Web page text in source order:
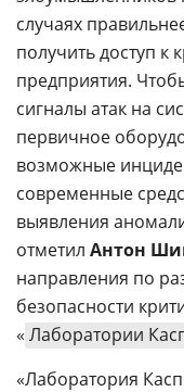
случаях
получить доступ к
предприятия.
сигналы атак на
первичное
возможные
современные
выявления
отметил Антон
направления по
безопасности
« Лаборатории
«Лаборатория